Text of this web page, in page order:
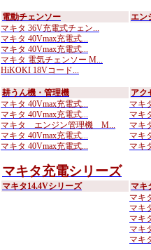
電動チェンソー
マキタ 36V充電式チェン...
マキタ 40Vmax充電式...
マキタ 40Vmax充電式...
マキタ 電気チェンソー M...
HiKOKI 18Vコード...
エン
耕うん機・管理機
マキタ 40Vmax充電式...
マキタ 40Vmax充電式...
マキタ エンジン管理機 M...
マキタ 40Vmax充電式...
マキタ 40Vmax充電式...
アク
マキ
マキ
マキ
マキ
マキ
マキタ充電シリーズ
マキタ14.4Vシリーズ
マキ
マキ
マキ
マキ
マキ
マキ